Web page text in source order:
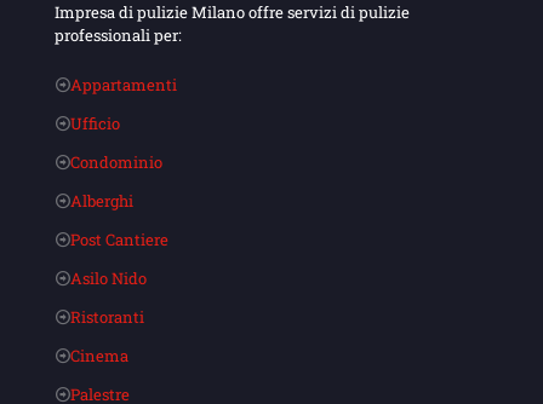
Impresa di pulizie Milano offre servizi di pulizie
professionali per:
Appartamenti
Ufficio
Condominio
Alberghi
Post Cantiere
Asilo Nido
Ristoranti
Cinema
Palestre